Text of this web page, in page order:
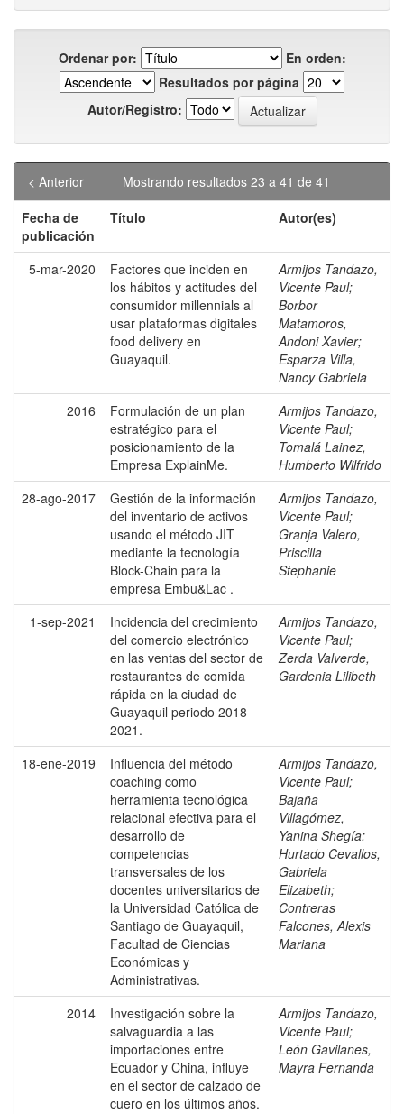
Ordenar por:
En orden:
Resultados por página
Autor/Registro:
Mostrando resultados 23 a 41 de 41
< Anterior
Fecha de
publicación
Título Autor(es)
5-mar-2020
Factores que inciden en
los hábitos y actitudes del
consumidor millennials al
usar plataformas digitales
food delivery en
Guayaquil.
Armijos Tandazo,
Vicente Paul;
Borbor
Matamoros,
Andoni Xavier;
Esparza Villa,
Nancy Gabriela
2016
Formulación de un plan
estratégico para el
posicionamiento de la
Empresa ExplainMe.
Armijos Tandazo,
Vicente Paul;
Tomalá Lainez,
Humberto Wilfrido
28-ago-2017
Gestión de la información
del inventario de activos
usando el método JIT
mediante la tecnología
Block-Chain para la
empresa Embu&Lac .
Armijos Tandazo,
Vicente Paul;
Granja Valero,
Priscilla
Stephanie
1-sep-2021
Incidencia del crecimiento
del comercio electrónico
en las ventas del sector de
restaurantes de comida
rápida en la ciudad de
Guayaquil periodo 2018-
2021.
Armijos Tandazo,
Vicente Paul;
Zerda Valverde,
Gardenia Lilibeth
18-ene-2019
Influencia del método
coaching como
herramienta tecnológica
relacional efectiva para el
desarrollo de
competencias
transversales de los
docentes universitarios de
la Universidad Católica de
Santiago de Guayaquil,
Facultad de Ciencias
Económicas y
Administrativas.
Armijos Tandazo,
Vicente Paul;
Bajaña
Villagómez,
Yanina Shegía;
Hurtado Cevallos,
Gabriela
Elizabeth;
Contreras
Falcones, Alexis
Mariana
2014
Investigación sobre la
salvaguardia a las
importaciones entre
Ecuador y China, influye
en el sector de calzado de
cuero en los últimos años.
Armijos Tandazo,
Vicente Paul;
León Gavilanes,
Mayra Fernanda